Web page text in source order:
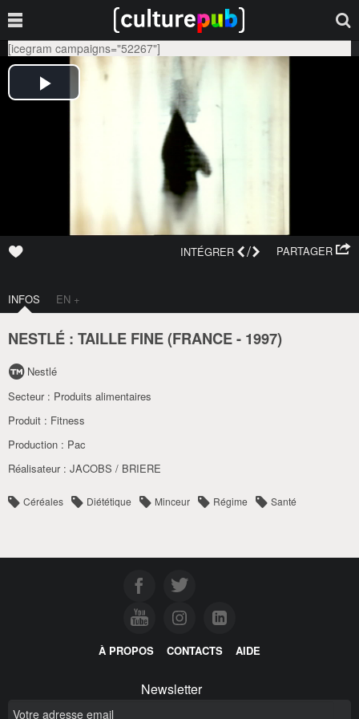
[icegram campaigns="52267"]
PARTAGER
INTÉGRER /
INFOS EN +
NESTLÉ : TAILLE FINE (FRANCE- 1997)
Nestlé
Secteur : Produits alimentaires
Produit : Fitness
Production : Pac
Réalisateur : JACOBS / BRIERE
Céréales Diététique Minceur Régime Santé
À PROPOS CONTACTS AIDE
Newsletter